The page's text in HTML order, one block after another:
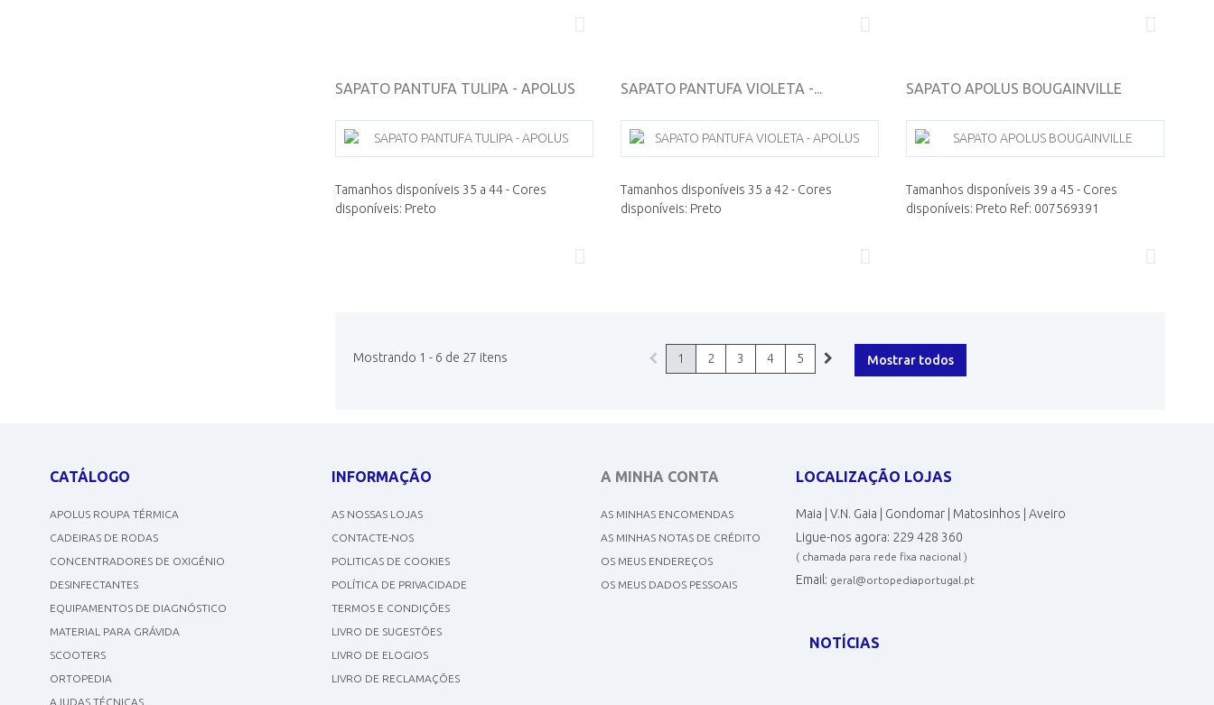
SAPATO PANTUFA TULIPA - APOLUS
Tamanhos disponíveis 35 a 44 - Cores
disponíveis: Preto
SAPATO PANTUFA VIOLETA -...
Tamanhos disponíveis 35 a 42 - Cores
disponíveis: Preto
SAPATO APOLUS BOUGAINVILLE
Tamanhos disponíveis 39 a 45 - Cores
disponíveis: Preto Ref: 007569391
Mostrar todos
1 2 3 4 5
Mostrando 1 - 6 de 27 itens
CATÁLOGO
APOLUS ROUPA TÉRMICA
CADEIRAS DE RODAS
CONCENTRADORES DE OXIGÉNIO
DESINFECTANTES
EQUIPAMENTOS DE DIAGNÓSTICO
MATERIAL PARA GRÁVIDA
SCOOTERS
ORTOPEDIA
AJUDAS TÉCNICAS
INFORMAÇÃO
AS NOSSAS LOJAS
CONTACTE-NOS
POLITICAS DE COOKIES
POLÍTICA DE PRIVACIDADE
TERMOS E CONDIÇÕES
LIVRO DE SUGESTÕES
LIVRO DE ELOGIOS
LIVRO DE RECLAMAÇÕES
A MINHA CONTA
AS MINHAS ENCOMENDAS
AS MINHAS NOTAS DE CRÉDITO
OS MEUS ENDEREÇOS
OS MEUS DADOS PESSOAIS
LOCALIZAÇÃO LOJAS
Maia | V.N. Gaia | Gondomar | Matosinhos | Aveiro
Ligue-nos agora: 229 428 360
( chamada para rede fixa nacional )
Email: geral@ortopediaportugal.pt
NOTÍCIAS